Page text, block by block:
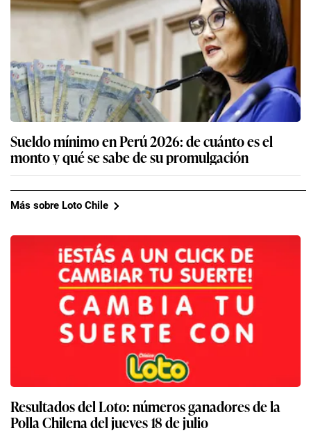
Sueldo mínimo en Perú 2026: de cuánto es el
monto y qué se sabe de su promulgación
Más sobre Loto Chile
Resultados del Loto: números ganadores de la
Polla Chilena del jueves 18 de julio